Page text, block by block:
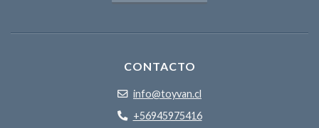
CONTACTO
info@toyvan.cl
+56945975416